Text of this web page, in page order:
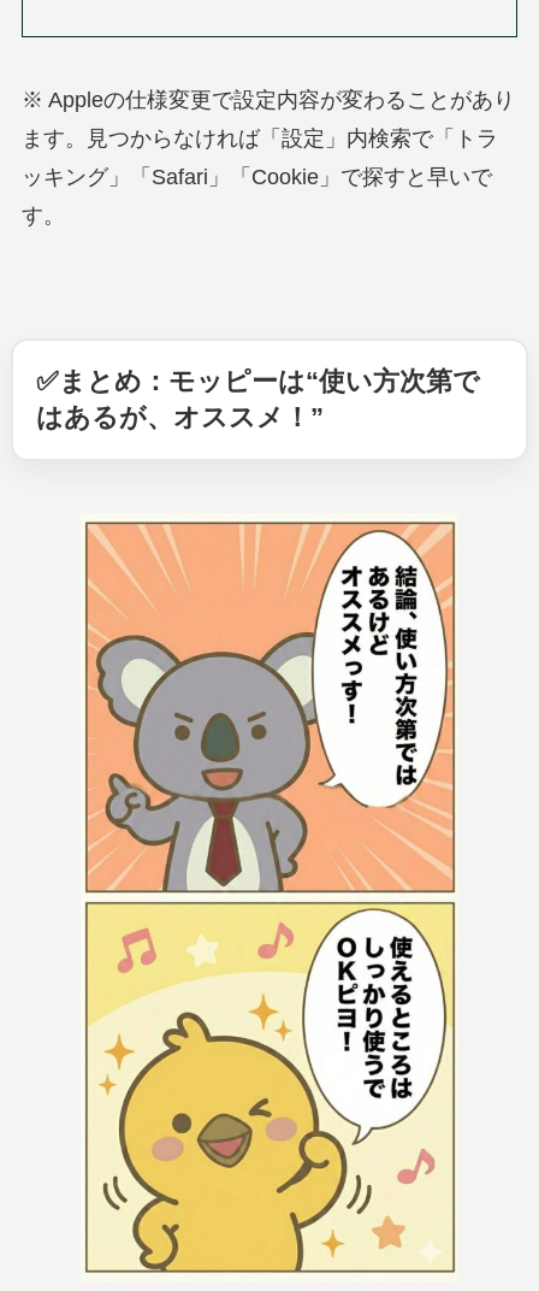
※ Appleの仕様変更で設定内容が変わることがあり
ます。見つからなければ「設定」内検索で「トラ
ッキング」「Safari」「Cookie」で探すと早いで
す。
✅まとめ：モッピーは“使い方次第で
はあるが、オススメ！”